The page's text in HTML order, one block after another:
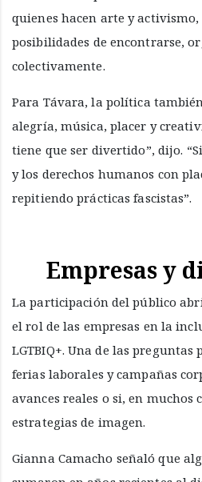
quienes hacen arte y activismo,
posibilidades de encontrarse,
colectivamente.
Para Távara, la política
alegría, música, placer y
tiene que ser divertido”, dijo.
y los derechos humanos con
repitiendo prácticas fascistas”.
Empresas y
La participación del público
el rol de las empresas en la
LGTBIQ+. Una de las preguntas
ferias laborales y campañas
avances reales o si, en muchos
estrategias de imagen.
Gianna Camacho señaló que